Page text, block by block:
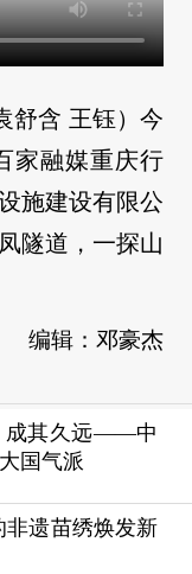
舒含 王钰）今
家融媒重庆行
施建设有限公
隧道，一探山
编辑：邓豪杰